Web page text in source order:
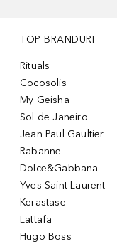
TOP BRANDURI
Rituals
Cocosolis
My Geisha
Sol de Janeiro
Jean Paul Gaultier
Rabanne
Dolce&Gabbana
Yves Saint Laurent
Kerastase
Lattafa
Hugo Boss